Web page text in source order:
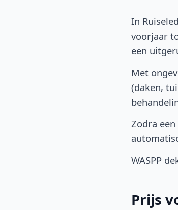
In
voorjaar
een
Met
(daken,
Zodra
WASPP
Prijs